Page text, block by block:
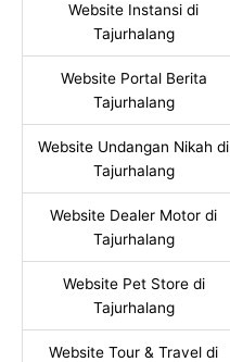
Website Instansi di
Tajurhalang
Website Portal Berita
Tajurhalang
Website Undangan Nikah di
Tajurhalang
Website Dealer Motor di
Tajurhalang
Website Pet Store di
Tajurhalang
Website Tour & Travel di